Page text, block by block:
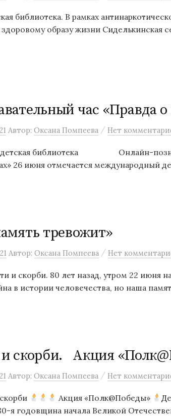
библиотека. В рамках
образу жизни Сиделькинская
час «Правда о
Автор: Оксана Помпеева / Нет
детская библиотека Онлайн-
26 июня отмечается международный
тревожит»
Автор: Оксана Помпеева / Нет
скорби. 80 лет назад, утром 22 июня
в истории человечества, но наша
скорби. Акция
Автор: Оксана Помпеева / Нет
Акция «Полк@Победы»
я годовщина начала Великой